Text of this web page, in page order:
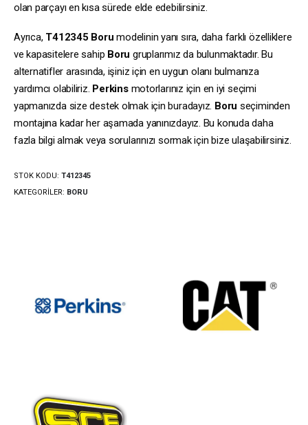
olan parçayı en kısa sürede elde edebilirsiniz.
Ayrıca, T412345 Boru modelinin yanı sıra, daha farklı özelliklere
ve kapasitelere sahip Boru gruplarımız da bulunmaktadır. Bu
alternatifler arasında, işiniz için en uygun olanı bulmanıza
yardımcı olabiliriz. Perkinsmotorlarınız için en iyi seçimi
yapmanızda size destek olmak için buradayız. Boru seçiminden
montajına kadar her aşamada yanınızdayız. Bu konuda daha
fazla bilgi almak veya sorularınızı sormak için bize ulaşabilirsiniz.
STOK KODU: T412345
KATEGORILER: BORU